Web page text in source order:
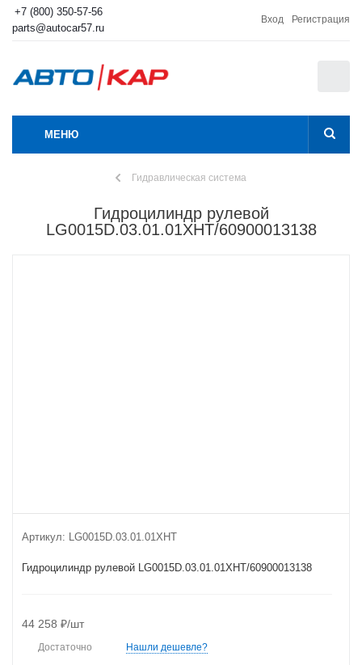
+7 (800) 350-57-56
parts@autocar57.ru
Вход Регистрация
МЕНЮ
Гидравлическая система
Гидроцилиндр рулевой
LG0015D.03.01.01XHT/60900013138
Артикул: LG0015D.03.01.01XHT
Гидроцилиндр рулевой LG0015D.03.01.01XHT/60900013138
44 258 ₽/шт
Достаточно Нашли дешевле?